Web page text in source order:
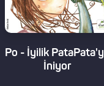
Po - İyilik
İniyor